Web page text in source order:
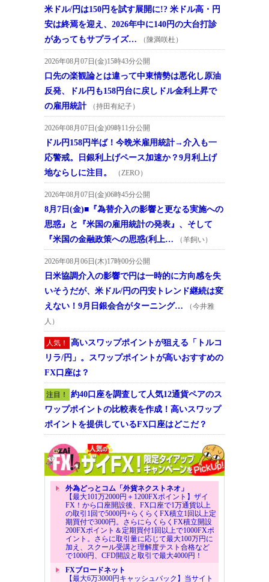
米ドル/円は150円を試す展開に!? 米ドル高・円
安は終焉を迎え、2026年中に140円の大台打診
があってもサプライズ…
（陳満咲杜）
2026年08月07日(金)15時43分公開
口先の楽観論とは違って中東情勢は悪化し原油
反発、ドル円も158円台に戻しドル金利上昇で
の雇用統計
（持田有紀子）
2026年08月07日(金)09時11分公開
ドル円158円半ば！今晩米雇用統計→介入も一
応警戒。日銀利上げペース加速か？9月利上げ
地ならしに注目。
（ZERO）
2026年08月07日(金)06時45分公開
8月7日(金)■『為替介入の影響と更なる実施への
思惑』と『米国の雇用統計の発表』、そして
『米国の金融政策への思惑(利上…
（羊飼い）
2026年08月06日(木)17時00分公開
日米協調介入の影響で円は一時的に方向感を失
いそうだが、米ドル/円の円安トレンド継続は変
えない！9月日銀会合がターニング…
（今井雅
人）
人気！
高いスワップポイントが狙える「トルコ
リラ/円」。スワップポイントが高いおすすめの
FX口座は？
注目！
約40口座を調査して人気12通貨ペアのス
ワップポイントの比較表を作成！高いスワップ
ポイントを提供しているFX口座はどこだ？
外為どっとコム「外貨ネクストネオ」
【最大101万2000円＋1200FXポイント】ザイ
FX！から口座開設後、FX口座で1万通貨以上
の取引1回で5000円+らくらくFX積立1回以上定
期買付で3000円。さらにらくらくFX積立開設
200FXポイント＆定期買付1回以上で1000FXポ
イント。さらに取引量に応じて最大100万円に
加え、スクール受講と理解度テスト合格など
で1000円、CFD開設と取引で最大4000円！
FXブロードネット
【最大6万3000円キャッシュバック】当サイト